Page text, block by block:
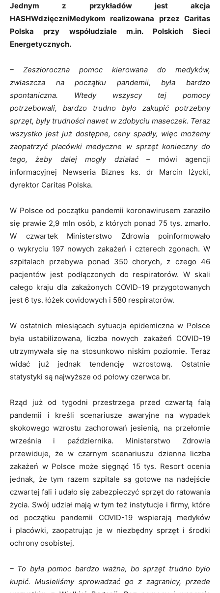
Jednym z przykładów jest akcja
HASHWdzięczniMedykom realizowana przez Caritas
Polska przy współudziale m.in. Polskich Sieci
Energetycznych.
– Zeszłoroczna pomoc kierowana do medyków,
zwłaszcza na początku pandemii, była bardzo
spontaniczna. Wtedy wszyscy tej pomocy
potrzebowali, bardzo trudno było zakupić potrzebny
sprzęt, były trudności nawet w zdobyciu maseczek. Teraz
wszystko jest już dostępne, ceny spadły, więc możemy
zaopatrzyć placówki medyczne w sprzęt konieczny do
tego, żeby dalej mogły działać – mówi agencji
informacyjnej Newseria Biznes ks. dr Marcin Iżycki,
dyrektor Caritas Polska.
W Polsce od początku pandemii koronawirusem zaraziło
się prawie 2,9 mln osób, z których ponad 75 tys. zmarło.
W czwartek Ministerstwo Zdrowia poinformowało
o wykryciu 197 nowych zakażeń i czterech zgonach. W
szpitalach przebywa ponad 350 chorych, z czego 46
pacjentów jest podłączonych do respiratorów. W skali
całego kraju dla zakażonych COVID-19 przygotowanych
jest 6 tys. łóżek covidowych i 580 respiratorów.
W ostatnich miesiącach sytuacja epidemiczna w Polsce
była ustabilizowana, liczba nowych zakażeń COVID-19
utrzymywała się na stosunkowo niskim poziomie. Teraz
widać już jednak tendencję wzrostową. Ostatnie
statystyki są najwyższe od połowy czerwca br.
Rząd już od tygodni przestrzega przed czwartą falą
pandemii i kreśli scenariusze awaryjne na wypadek
skokowego wzrostu zachorowań jesienią, na przełomie
września i października. Ministerstwo Zdrowia
przewiduje, że w czarnym scenariuszu dzienna liczba
zakażeń w Polsce może sięgnąć 15 tys. Resort ocenia
jednak, że tym razem szpitale są gotowe na nadejście
czwartej fali i udało się zabezpieczyć sprzęt do ratowania
życia. Swój udział mają w tym też instytucje i firmy, które
od początku pandemii COVID-19 wspierają medyków
i placówki, zaopatrując je w niezbędny sprzęt i środki
ochrony osobistej.
– To była pomoc bardzo ważna, bo sprzęt trudno było
kupić. Musieliśmy sprowadzać go z zagranicy, przede